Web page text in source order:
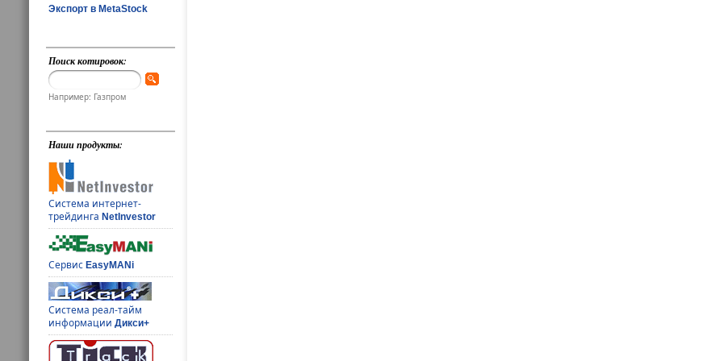
Экспорт в MetaStock
Поиск котировок:
Например: Газпром
Наши продукты:
Система интернет-
трейдингаNetInvestor
СервисEasyMANi
Система реал-тайм
информацииДикси+